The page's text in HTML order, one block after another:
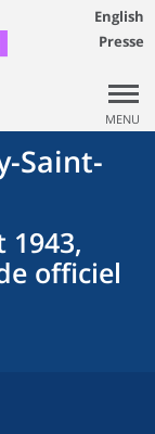
English
Presse
MENU
Saint-
1943,
officiel